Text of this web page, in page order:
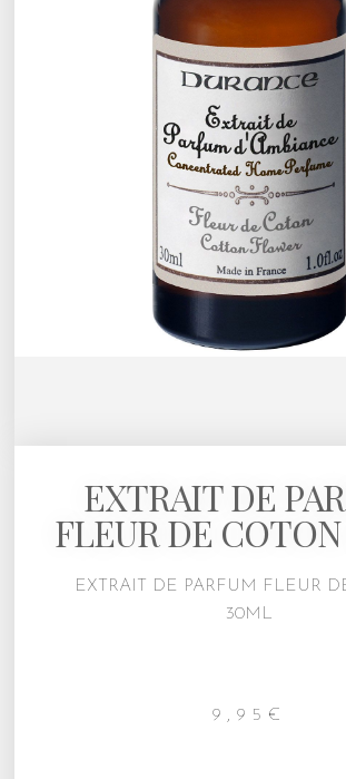
EXTRAIT DE
FLEUR DE
EXTRAIT DE PARFUM FLEUR
30ML
9,95 €